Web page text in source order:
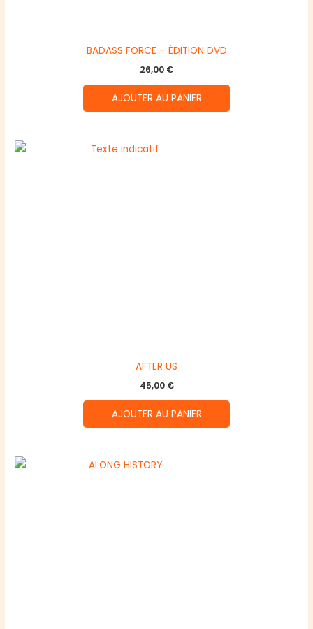
BADASS FORCE – ÉDITION DVD
26,00 €
AJOUTER AU PANIER
AFTER US
45,00 €
AJOUTER AU PANIER